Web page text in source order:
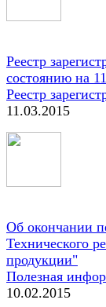
Реестр
состоянию на
Реестр
11.03.2015
Об окончании
Технического
продукции"
Полезная
10.02.2015